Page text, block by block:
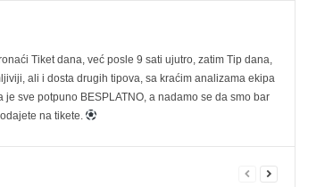
Tiket dana, već posle 9 sati ujutro, zatim Tip dana,
ali i dosta drugih tipova, sa kraćim analizama ekipa
sve potpuno BESPLATNO, a nadamo se da smo bar
na tikete.